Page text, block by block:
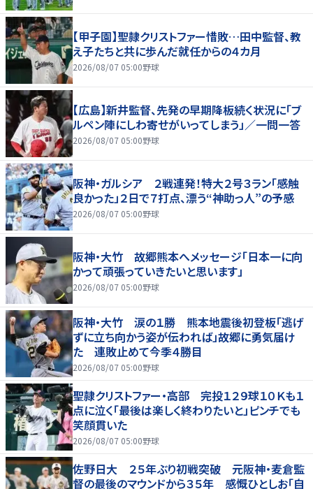
【甲子園】聖隷クリストファー惜敗…田中監督、教
え子たちと共に歩んだ就任からの４カ月
2026/08/07 05:00野球
【広島】新井監督、先発の早期降板続く状況に「ブ
ルペン陣にしわ寄せがいってしまう」／一問一答
2026/08/07 05:00野球
阪神・ガルシア ２戦連発！特大２号３ラン「感触
良かった」２日で７打点、漂う“神助っ人”の予感
2026/08/07 05:00野球
阪神・大竹 故郷熊本へメッセージ「日本一に向
かって頑張っていきたいと思います」
2026/08/07 05:00野球
阪神・大竹 涙の１勝 熊本地震後初登板「逃げ
ずに立ち向かう姿が伝われば」故郷に勇気届け
た 連敗止めて今季４勝目
2026/08/07 05:00野球
聖隷クリストファー・高部 完投１２９球１０Ｋも１
点に泣く「最後は楽しく終わりたいと」ピンチでも
笑顔貫いた
2026/08/07 05:00野球
佐野日大 ２５年ぶり初戦突破 元阪神・麦倉監
督の最後のマウンドから３５年 感慨ひとしお「自